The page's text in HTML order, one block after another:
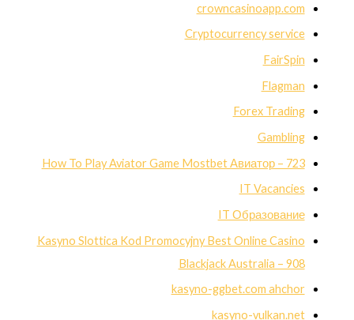
crowncasinoapp.com
Cryptocurrency service
FairSpin
Flagman
Forex Trading
Gambling
How To Play Aviator Game Mostbet Авиатор – 723
IT Vacancies
IT Образование
Kasyno Slottica Kod Promocyjny Best Online Casino
Blackjack Australia – 908
kasyno-ggbet.com ahchor
kasyno-vulkan.net